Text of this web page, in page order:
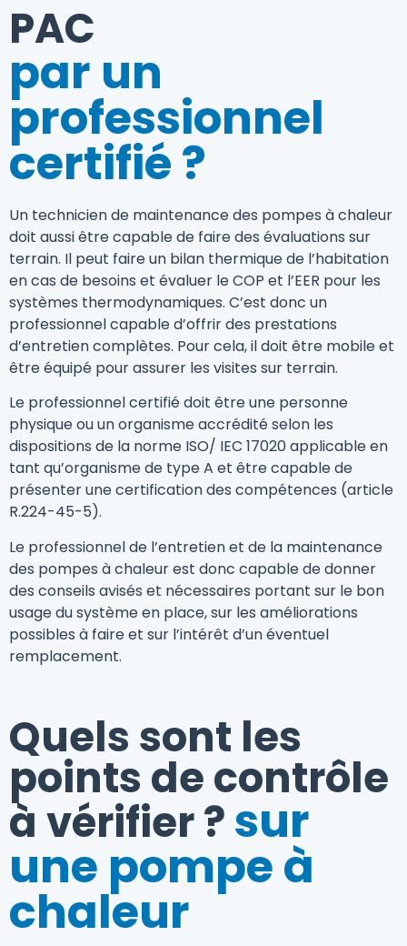
PAC
par un
professionnel
certifié ?
Un technicien de maintenance des pompes à chaleur
doit aussi être capable de faire des évaluations sur
terrain. Il peut faire un bilan thermique de l’habitation
en cas de besoins et évaluer le COP et l’EER pour les
systèmes thermodynamiques. C’est donc un
professionnel capable d’offrir des prestations
d’entretien complètes. Pour cela, il doit être mobile et
être équipé pour assurer les visites sur terrain.
Le professionnel certifié doit être une personne
physique ou un organisme accrédité selon les
dispositions de la norme ISO/ IEC 17020 applicable en
tant qu’organisme de type A et être capable de
présenter une certification des compétences (article
R.224-45-5).
Le professionnel de l’entretien et de la maintenance
des pompes à chaleur est donc capable de donner
des conseils avisés et nécessaires portant sur le bon
usage du système en place, sur les améliorations
possibles à faire et sur l’intérêt d’un éventuel
remplacement.
Quels sont les
points de contrôle
à vérifier ?sur
une pompe à
chaleur